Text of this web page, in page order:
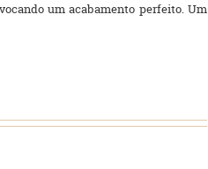
um acabamento perfeito. Um